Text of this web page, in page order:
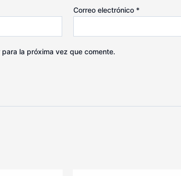
Correo electrónico *
la próxima vez que comente.